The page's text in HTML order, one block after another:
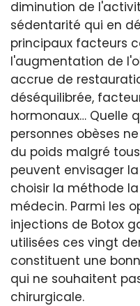
diminution de
sédentarité qui en
principaux facteurs
l'augmentation de
accrue de
déséquilibrée,
hormonaux… Quelle
personnes obèses
du poids malgré
peuvent envisager
choisir la méthode
médecin. Parmi les
injections de Botox
utilisées ces vingt
constituent une
qui ne souhaitent
chirurgicale.